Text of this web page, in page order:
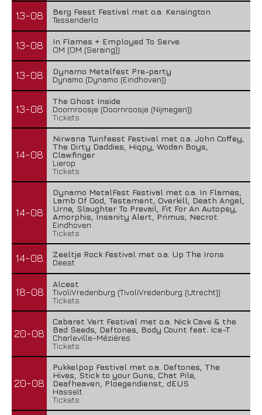
13-08
Berg Feest Festival met o.a. Kensington
Tessenderlo
13-08
In Flames + Employed To Serve
OM (OM (Seraing))
13-08
Dynamo Metalfest Pre-party
Dynamo (Dynamo (Eindhoven))
13-08
The Ghost Inside
Doornroosje (Doornroosje (Nijmegen))
Tickets
14-08
Nirwana Tuinfeest Festival met o.a. John Coffey,
The Dirty Daddies, Hiqpy, Wodan Boys,
Clawfinger
Lierop
Tickets
14-08
Dynamo MetalFest Festival met o.a. In Flames,
Lamb Of God, Testament, Overkill, Death Angel,
Urne, Slaughter To Prevail, Fit For An Autopsy,
Amorphis, Insanity Alert, Primus, Necrot
Eindhoven
Tickets
14-08
Zeeltje Rock Festival met o.a. Up The Irons
Deest
18-08
Alcest
TivoliVredenburg (TivoliVredenburg (Utrecht))
Tickets
20-08
Cabaret Vert Festival met o.a. Nick Cave & the
Bad Seeds, Deftones, Body Count feat. Ice-T
Charleville-Mézières
Tickets
20-08
Pukkelpop Festival met o.a. Deftones, The
Hives, Stick to your Guns, Chat Pile,
Deafheaven, Ploegendienst, dEUS
Hasselt
Tickets